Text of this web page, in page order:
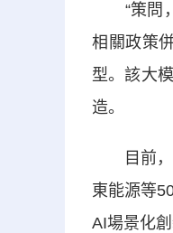
“策問，
相關政策
型。該大
造。
目前，濟
東能源等
AI場景化創